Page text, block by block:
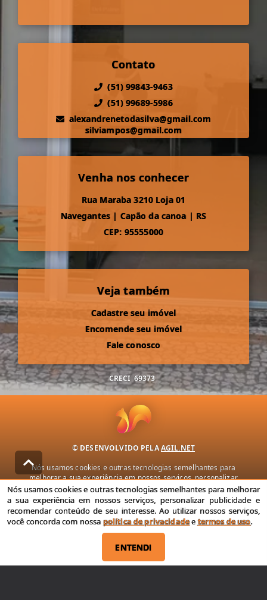
Contato
(51) 99843-9463
(51) 99689-5986
alexandrenetodasilva@gmail.com
silviampos@gmail.com
Venha nos conhecer
Rua Maraba 3210 Loja 01
Navegantes | Capão da canoa | RS
CEP: 95555000
Veja também
Cadastre seu imóvel
Encomende seu imóvel
Fale conosco
CRECI 69373
© DESENVOLVIDO PELAAGIL.NET
Nós usamos cookies e outras tecnologias semelhantes para
melhorar a sua experiência em nossos serviços, personalizar
publicidade e recomendar conteúdo de seu interesse. Ao utilizar
nossos serviços, você concorda com nossa política de privacidade e
termos de uso.
Política de Privacidade Termos de uso
Nós usamos cookies e outras tecnologias semelhantes para melhorar
a sua experiência em nossos serviços, personalizar publicidade e
recomendar conteúdo de seu interesse. Ao utilizar nossos serviços,
você concorda com nossa política de privacidadeetermos de uso.
ENTENDI